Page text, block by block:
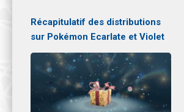
Récapitulatif des distributions
sur Pokémon Ecarlate et Violet